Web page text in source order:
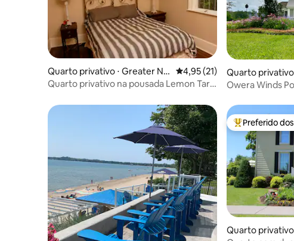
Quarto privativo ⋅ Greater Na
panee
4,95 de uma avaliação
4,95 (21)
Quarto privativo na pousada Lemon Tart
Quarto privativo
Owera Winds
Entre os
Preferido
Quarto